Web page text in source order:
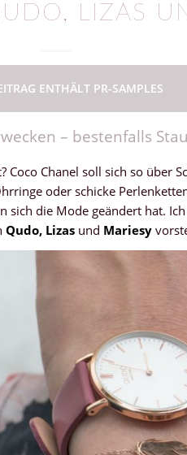
LIZAS
ENTHÄLT PR-SAMPLES
– bestenfalls
Chanel soll sich so über
oder schicke
sich die Mode geändert hat.
Qudo, Lizas und Mariesy